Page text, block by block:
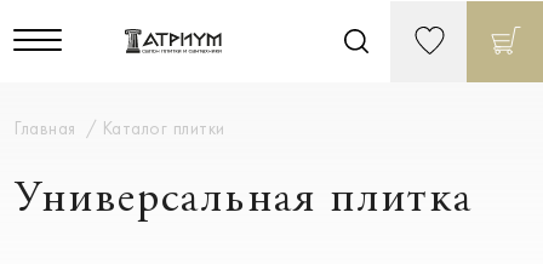
Главная Каталог плитки
Универсальная плитка